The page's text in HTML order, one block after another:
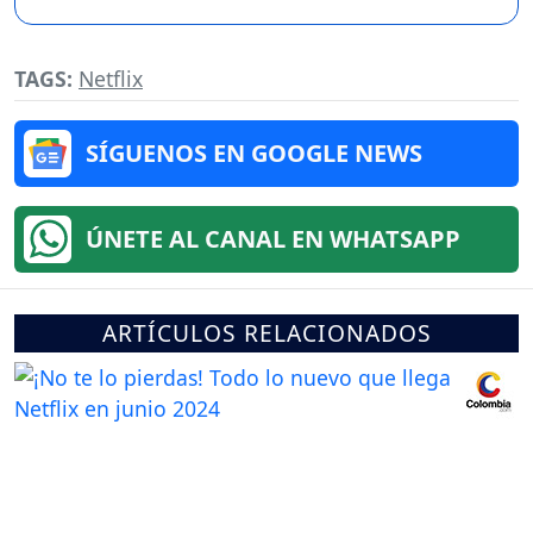
TAGS: Netflix
SÍGUENOS EN GOOGLE NEWS
ÚNETE AL CANAL EN WHATSAPP
ARTÍCULOS RELACIONADOS